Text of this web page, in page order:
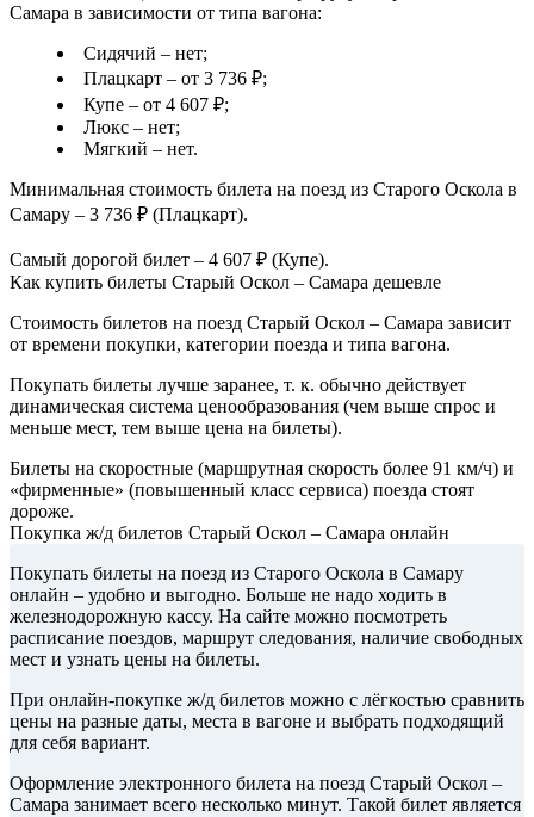
Самара в зависимости от типа вагона:
Сидячий – нет;
Плацкарт – от 3 736 ₽;
Купе – от 4 607 ₽;
Люкс – нет;
Мягкий – нет.
Минимальная стоимость билета на поезд из Старого Оскола в
Самару – 3 736 ₽ (Плацкарт).
Самый дорогой билет – 4 607 ₽ (Купе).
Как купить билеты Старый Оскол – Самара дешевле
Стоимость билетов на поезд Старый Оскол – Самара зависит
от времени покупки, категории поезда и типа вагона.
Покупать билеты лучше заранее, т. к. обычно действует
динамическая система ценообразования (чем выше спрос и
меньше мест, тем выше цена на билеты).
Билеты на скоростные (маршрутная скорость более 91 км/ч) и
«фирменные» (повышенный класс сервиса) поезда стоят
дороже.
Покупка ж/д билетов Старый Оскол – Самара онлайн
Покупать билеты на поезд из Старого Оскола в Самару
онлайн – удобно и выгодно. Больше не надо ходить в
железнодорожную кассу. На сайте можно посмотреть
расписание поездов, маршрут следования, наличие свободных
мест и узнать цены на билеты.
При онлайн-покупке ж/д билетов можно с лёгкостью сравнить
цены на разные даты, места в вагоне и выбрать подходящий
для себя вариант.
Оформление электронного билета на поезд Старый Оскол –
Самара занимает всего несколько минут. Такой билет является